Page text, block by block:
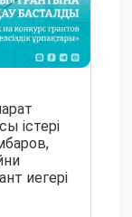
істері
иегері